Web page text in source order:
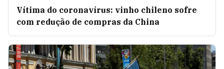
Vítima do coronavírus: vinho chileno sofre
com redução de compras da China